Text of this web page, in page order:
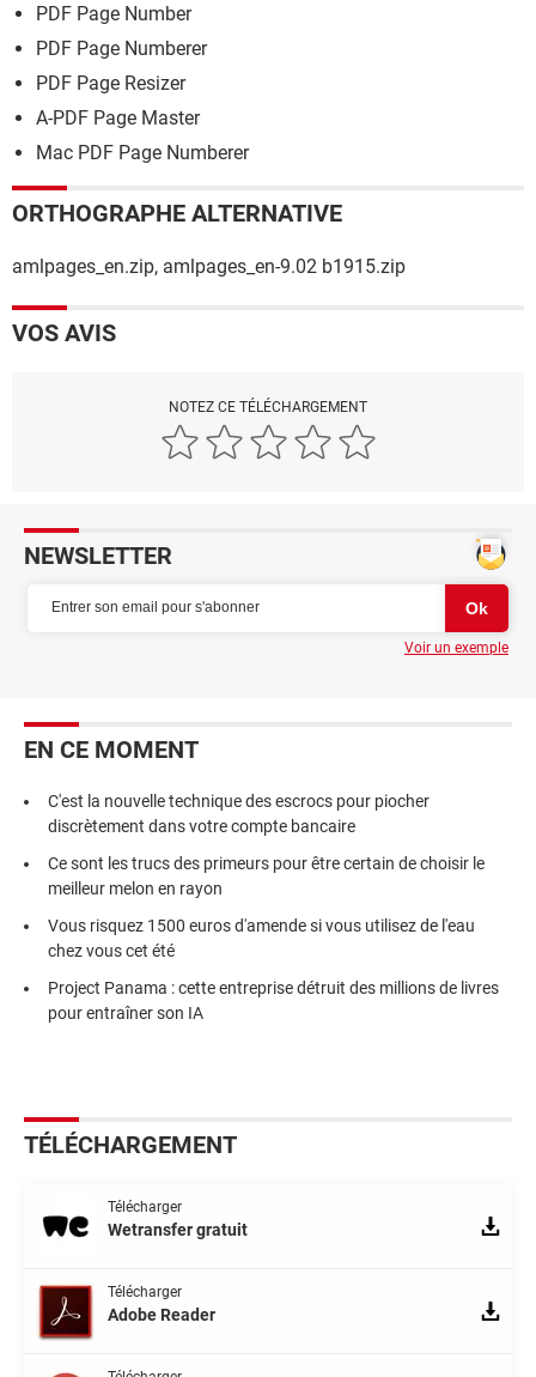
PDF Page Number
PDF Page Numberer
PDF Page Resizer
A-PDF Page Master
Mac PDF Page Numberer
ORTHOGRAPHE ALTERNATIVE
amlpages_en.zip, amlpages_en-9.02 b1915.zip
VOS AVIS
NOTEZ CE TÉLÉCHARGEMENT
NEWSLETTER
Voir un exemple
EN CE MOMENT
C'est la nouvelle technique des escrocs pour piocher
discrètement dans votre compte bancaire
Ce sont les trucs des primeurs pour être certain de choisir le
meilleur melon en rayon
Vous risquez 1500 euros d'amende si vous utilisez de l'eau
chez vous cet été
Project Panama : cette entreprise détruit des millions de livres
pour entraîner son IA
TÉLÉCHARGEMENT
Télécharger
Wetransfer gratuit
Télécharger
Adobe Reader